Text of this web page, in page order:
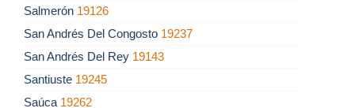
Salmerón 19126
San Andrés Del Congosto 19237
San Andrés Del Rey 19143
Santiuste 19245
Saúca 19262